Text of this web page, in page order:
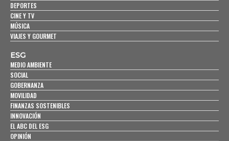
DEPORTES
CINE Y TV
MÚSICA
VIAJES Y GOURMET
ESG
MEDIO AMBIENTE
SOCIAL
GOBERNANZA
MOVILIDAD
FINANZAS SOSTENIBLES
INNOVACIÓN
EL ABC DEL ESG
OPINIÓN